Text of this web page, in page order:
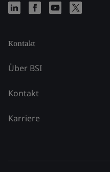
Kontakt
Über BSI
Kontakt
Karriere